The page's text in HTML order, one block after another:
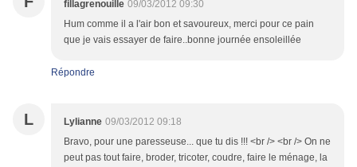
fillagrenouille 09/03/2012 09:30
Hum comme il a l'air bon et savoureux, merci pour ce pain
que je vais essayer de faire..bonne journée ensoleillée
Répondre
L Lylianne 09/03/2012 09:18
Bravo, pour une paresseuse... que tu dis !!! <br /> <br /> On ne
peut pas tout faire, broder, tricoter, coudre, faire le ménage, la